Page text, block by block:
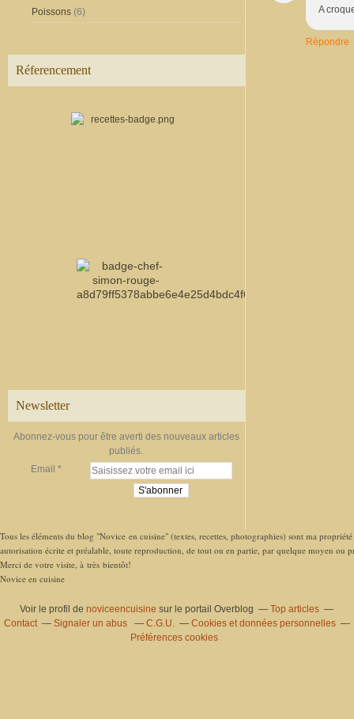
Poissons (6)
Réferencement
Newsletter
Abonnez-vous pour être averti des nouveaux articles
publiés.
Email
A
Répondre
Tous les éléments du blog "Novice en cuisine" (textes, recettes, photographies) sont ma
autorisation écrite et préalable, toute reproduction, de tout ou en partie, par quelque moyen ou
Merci de votre visite, à très bientôt!
Novice en cuisine
Voir le profil denoviceencuisine sur le portail Overblog
Top articles
Contact
Signaler un abus C.G.U.
Cookies et données personnelles
Préférences cookies